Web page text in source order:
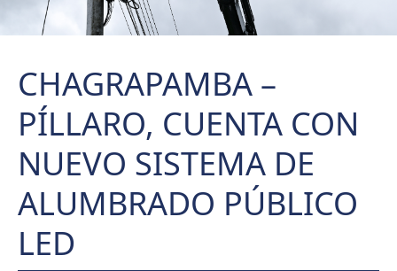
CHAGRAPAMBA –
PÍLLARO, CUENTA CON
NUEVO SISTEMA DE
ALUMBRADO PÚBLICO
LED